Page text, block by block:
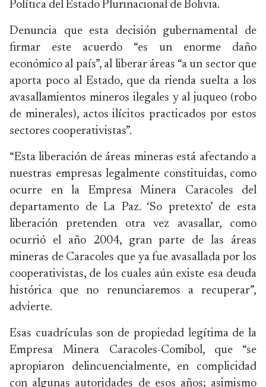
Política del Estado Plurinacional de Bolivia.
Denuncia que esta decisión gubernamental de
firmar este acuerdo “es un enorme daño
económico al país”, al liberar áreas “a un sector que
aporta poco al Estado, que da rienda suelta a los
avasallamientos mineros ilegales y al juqueo (robo
de minerales), actos ilícitos practicados por estos
sectores cooperativistas”.
“Esta liberación de áreas mineras está afectando a
nuestras empresas legalmente constituidas, como
ocurre en la Empresa Minera Caracoles del
departamento de La Paz. ‘So pretexto’ de esta
liberación pretenden otra vez avasallar, como
ocurrió el año 2004, gran parte de las áreas
mineras de Caracoles que ya fue avasallada por los
cooperativistas, de los cuales aún existe esa deuda
histórica que no renunciaremos a recuperar”,
advierte.
Esas cuadrículas son de propiedad legítima de la
Empresa Minera Caracoles-Comibol, que “se
apropiaron delincuencialmente, en complicidad
con algunas autoridades de esos años; asimismo